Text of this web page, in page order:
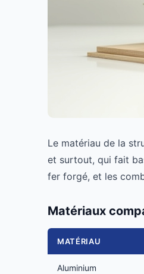
Le matériau de la
et surtout, qui fait
fer forgé, et les
Matériaux
MATÉRIAU
Aluminium